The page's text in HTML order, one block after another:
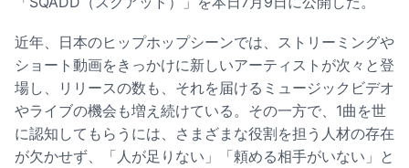
近年、日本のヒップホップシーンでは、ストリーミングや
ショート動画をきっかけに新しいアーティストが次々と登
場し、リリースの数も、それを届けるミュージックビデオ
やライブの機会も増え続けている。その一方で、1曲を世
に認知してもらうには、さまざまな役割を担う人材の存在
が欠かせず、「人が足りない」「頼める相手がいない」と